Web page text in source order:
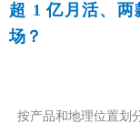
超 1 亿月活、
场？
按产品和地理位置划